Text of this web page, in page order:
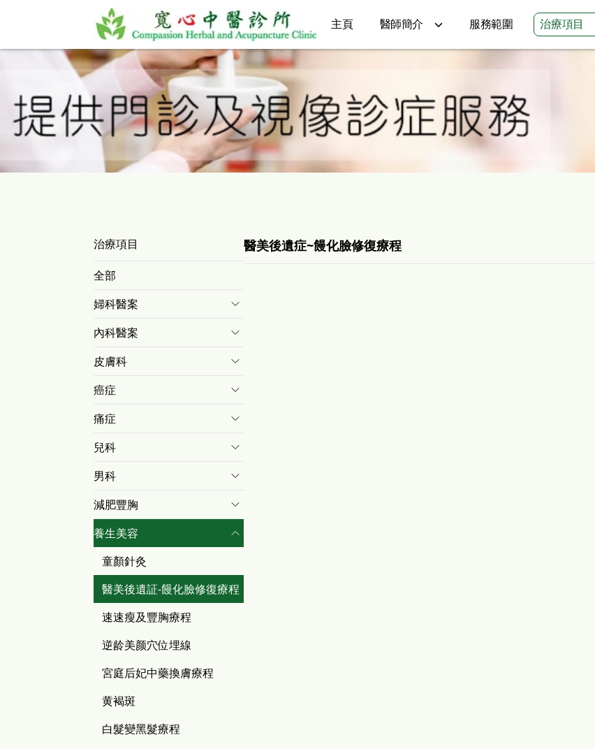
主頁 醫師簡介 服務範圍 治療項目
治療項目
全部
婦科醫案
內科醫案
皮膚科
癌症
痛症
兒科
男科
減肥豐胸
養生美容
童顏針灸
醫美後遺証-饅化臉修復療程
速速瘦及豐胸療程
逆龄美颜穴位埋線
宮庭后妃中藥換膚療程
黄褐斑
白髮變黑髮療程
醫美後遺症~饅化臉修復療程